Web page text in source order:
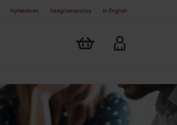
Nyhetsbrev Integritetspolicy In English
Visa min varukorg